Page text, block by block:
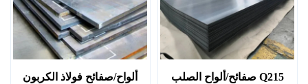
ألواح/صفائح فولاذ الكربون
Q215 صفائح/ألواح الصلب